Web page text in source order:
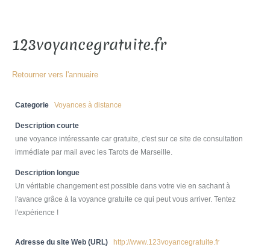
123voyancegratuite.fr
Retourner vers l'annuaire
Categorie Voyances à distance
Description courte
une voyance intéressante car gratuite, c'est sur ce site de consultation
immédiate par mail avec les Tarots de Marseille.
Description longue
Un véritable changement est possible dans votre vie en sachant à
l'avance grâce à la voyance gratuite ce qui peut vous arriver. Tentez
l'expérience !
Adresse du site Web (URL) http://www.123voyancegratuite.fr